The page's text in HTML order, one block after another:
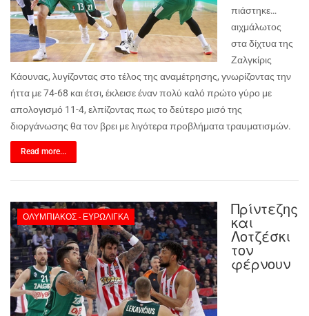
πιάστηκε…
αιχμάλωτος
στα δίχτυα της
Ζαλγκίρις
Κάουνας, λυγίζοντας στο τέλος της αναμέτρησης, γνωρίζοντας την
ήττα με 74-68 και έτσι, έκλεισε έναν πολύ καλό πρώτο γύρο με
απολογισμό 11-4, ελπίζοντας πως το δεύτερο μισό της
διοργάνωσης θα τον βρει με λιγότερα προβλήματα τραυματισμών.
Read more...
ΟΛΥΜΠΙΑΚΌΣ - ΕΥΡΩΛΊΓΚΑ Πρίντεζης
και
Λοτζέσκι
τον
φέρνουν